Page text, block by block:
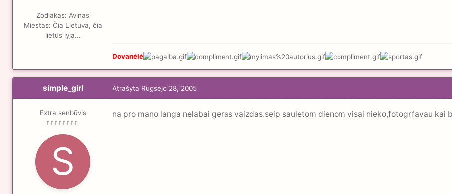
Zodiakas: Avinas
Miestas: Čia Lietuva, čia
lietūs lyja...
Dovanėlė
simple_girl
Extra senbūvis
Atrašyta Rugsėjo 28, 2005
na pro mano langa nelabai geras vaizdas.seip sauletom dienom visai nieko,fotogrfavau kai